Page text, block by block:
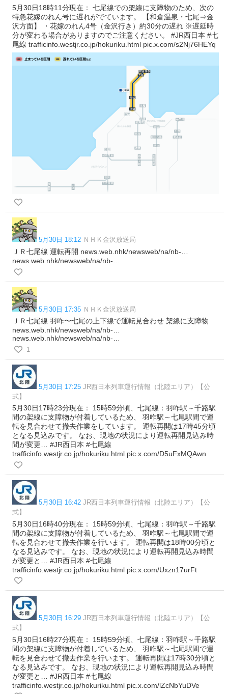
5月30日18時11分現在： 七尾線での架線に支障物のため、次の
特急花嫁のれん号に遅れがでています。 【和倉温泉・七尾⇒金
沢方面】 ・花嫁のれん4号（金沢行き）約30分の遅れ ※遅延時
分が変わる場合がありますのでご注意ください。 #JR西日本 #七
尾線 trafficinfo.westjr.co.jp/hokuriku.html pic.x.com/s2Nj76HEYq
5月30日 18:12 ＮＨＫ金沢放送局
ＪＲ七尾線 運転再開 news.web.nhk/newsweb/na/nb-…
news.web.nhk/newsweb/na/nb-…
5月30日 17:35 ＮＨＫ金沢放送局
ＪＲ七尾線 羽咋〜七尾の上下線で運転見合わせ 架線に支障物
news.web.nhk/newsweb/na/nb-…
news.web.nhk/newsweb/na/nb-…
1
5月30日 17:25 JR西日本列車運行情報（北陸エリア）【公
式】
5月30日17時23分現在： 15時59分頃、七尾線：羽咋駅～千路駅
間の架線に支障物が付着しているため、 羽咋駅～七尾駅間で運
転を見合わせて撤去作業をしています。 運転再開は17時45分頃
となる見込みです。 なお、現地の状況により運転再開見込み時
間が変更… #JR西日本 #七尾線
trafficinfo.westjr.co.jp/hokuriku.html pic.x.com/D5uFxMQAwn
5月30日 16:42 JR西日本列車運行情報（北陸エリア）【公
式】
5月30日16時40分現在： 15時59分頃、七尾線：羽咋駅～千路駅
間の架線に支障物が付着しているため、 羽咋駅～七尾駅間で運
転を見合わせて撤去作業を行います。 運転再開は18時00分頃と
なる見込みです。 なお、現地の状況により運転再開見込み時間
が変更と… #JR西日本 #七尾線
trafficinfo.westjr.co.jp/hokuriku.html pic.x.com/Uxzn17urFt
5月30日 16:29 JR西日本列車運行情報（北陸エリア）【公
式】
5月30日16時27分現在： 15時59分頃、七尾線：羽咋駅～千路駅
間の架線に支障物が付着しているため、 羽咋駅～七尾駅間で運
転を見合わせて撤去作業を行います。 運転再開は17時30分頃と
なる見込みです。 なお、現地の状況により運転再開見込み時間
が変更と… #JR西日本 #七尾線
trafficinfo.westjr.co.jp/hokuriku.html pic.x.com/lZcNbYuDVe